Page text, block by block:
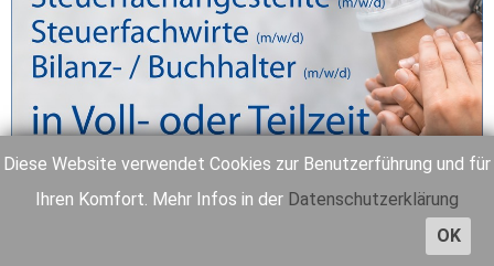
Diese Website verwendet Cookies zur Benutzerführung und für
Ihren Komfort. Mehr Infos in der Datenschutzerklärung
OK